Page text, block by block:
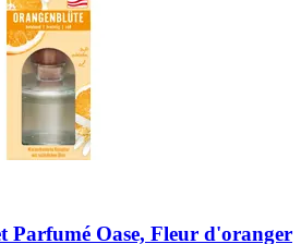
Parfumé Oase, Fleur d'oranger